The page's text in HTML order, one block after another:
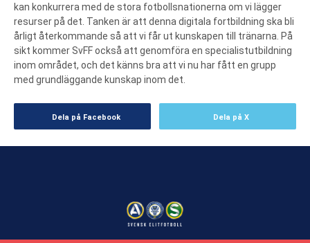
kan konkurrera med de stora fotbollsnationerna om vi lägger
resurser på det. Tanken är att denna digitala fortbildning ska bli
årligt återkommande så att vi får ut kunskapen till tränarna. På
sikt kommer SvFF också att genomföra en specialistutbildning
inom området, och det känns bra att vi nu har fått en grupp
med grundläggande kunskap inom det.
Dela på Facebook Dela på X